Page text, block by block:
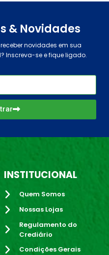
& Novidades
novidades em sua
Inscreva-se e fique ligado.
INSTITUCIONAL
Quem Somos
Nossas Lojas
Regulamento do
Crediário
Condições Gerais